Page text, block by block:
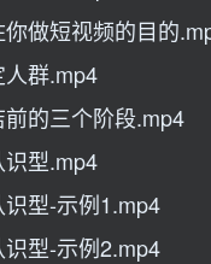
做短视频的目的
群.mp4
的三个阶段.mp4
型.mp4
型-示例1.mp4
型-示例2.mp4